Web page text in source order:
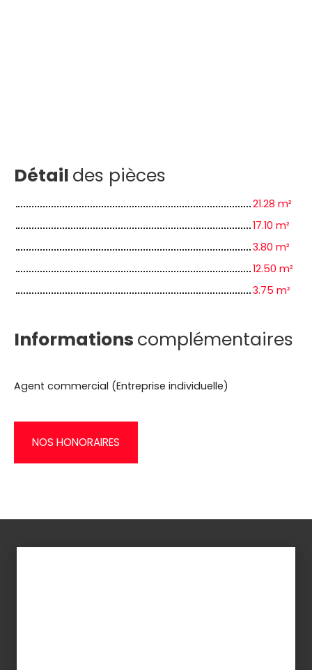
Détail des pièces
21.28 m²
17.10 m²
3.80 m²
12.50 m²
3.75 m²
Informations complémentaires
Agent commercial (Entreprise individuelle)
NOS HONORAIRES